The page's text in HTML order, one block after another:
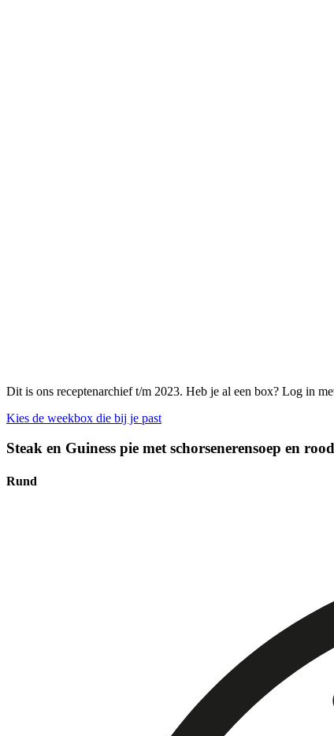
Dit is ons receptenarchief t/m 2023. Heb je al een box? Log in
Kies de weekbox die bij je past
Steak en Guiness pie met schorsenerensoep en
Rund